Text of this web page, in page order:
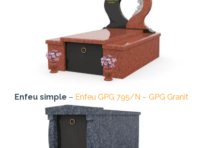
Enfeu simple – Enfeu GPG 795/N – GPG Granit